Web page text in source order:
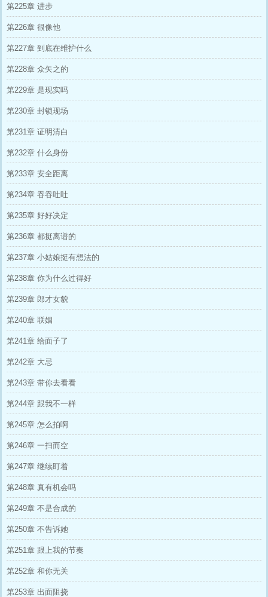
第225章 进步
第226章 很像他
第227章 到底在维护什么
第228章 众矢之的
第229章 是现实吗
第230章 封锁现场
第231章 证明清白
第232章 什么身份
第233章 安全距离
第234章 吞吞吐吐
第235章 好好决定
第236章 都挺离谱的
第237章 小姑娘挺有想法的
第238章 你为什么过得好
第239章 郎才女貌
第240章 联姻
第241章 给面子了
第242章 大忌
第243章 带你去看看
第244章 跟我不一样
第245章 怎么拍啊
第246章 一扫而空
第247章 继续盯着
第248章 真有机会吗
第249章 不是合成的
第250章 不告诉她
第251章 跟上我的节奏
第252章 和你无关
第253章 出面阻挠